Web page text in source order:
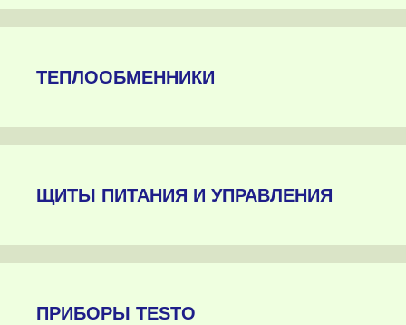
ТЕПЛООБМЕННИКИ
ЩИТЫ ПИТАНИЯ И УПРАВЛЕНИЯ
ПРИБОРЫ TESTO